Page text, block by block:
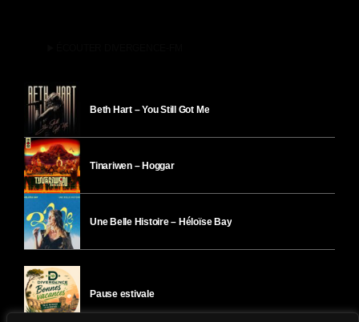
Beth Hart – You Still Got Me
Tinariwen – Hoggar
Une Belle Histoire – Héloïse Bay
Pause estivale